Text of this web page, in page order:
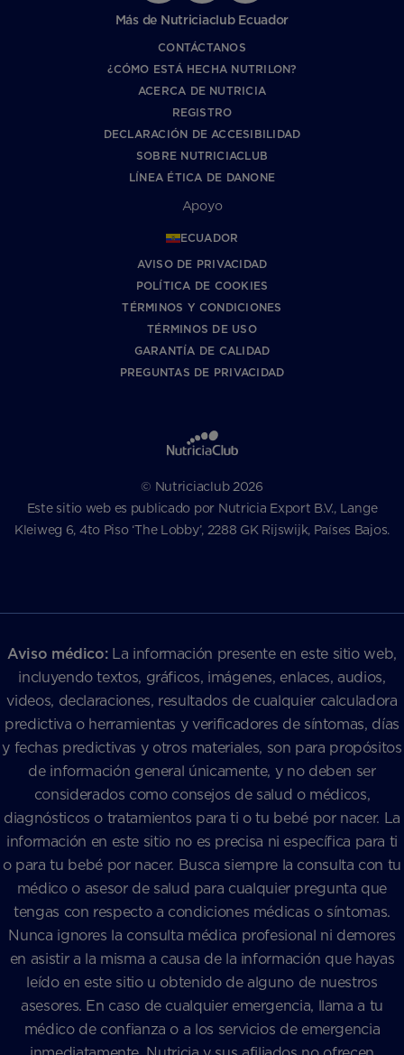
Más de Nutriciaclub Ecuador
CONTÁCTANOS
¿CÓMO ESTÁ HECHA NUTRILON?
ACERCA DE NUTRICIA
REGISTRO
DECLARACIÓN DE ACCESIBILIDAD
SOBRE NUTRICIACLUB
LÍNEA ÉTICA DE DANONE
Apoyo
ECUADOR
AVISO DE PRIVACIDAD
POLÍTICA DE COOKIES
TÉRMINOS Y CONDICIONES
TÉRMINOS DE USO
GARANTÍA DE CALIDAD
PREGUNTAS DE PRIVACIDAD
© Nutriciaclub 2026
Este sitio web es publicado por Nutricia Export B.V., Lange
Kleiweg 6, 4to Piso ‘The Lobby’, 2288 GK Rijswijk, Países Bajos.
Aviso médico:La información presente en este sitio web,
incluyendo textos, gráficos, imágenes, enlaces, audios,
videos, declaraciones, resultados de cualquier calculadora
predictiva o herramientas y verificadores de síntomas, días
y fechas predictivas y otros materiales, son para propósitos
de información general únicamente, y no deben ser
considerados como consejos de salud o médicos,
diagnósticos o tratamientos para ti o tu bebé por nacer. La
información en este sitio no es precisa ni específica para ti
o para tu bebé por nacer. Busca siempre la consulta con tu
médico o asesor de salud para cualquier pregunta que
tengas con respecto a condiciones médicas o síntomas.
Nunca ignores la consulta médica profesional ni demores
en asistir a la misma a causa de la información que hayas
leído en este sitio u obtenido de alguno de nuestros
asesores. En caso de cualquier emergencia, llama a tu
médico de confianza o a los servicios de emergencia